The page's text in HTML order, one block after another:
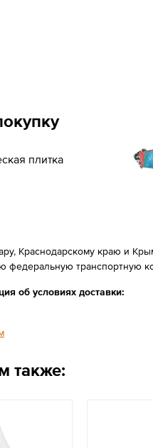
плитка
Краснодарскому краю и
федеральную транспортную
об условиях доставки:
также: